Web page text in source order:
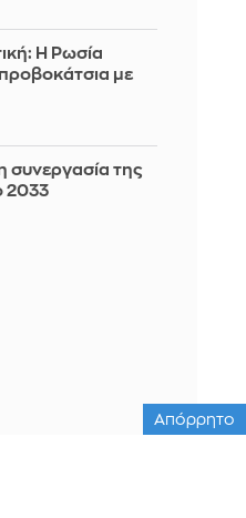
Η Ρωσία
με
συνεργασία της
2033
Απόρρητο